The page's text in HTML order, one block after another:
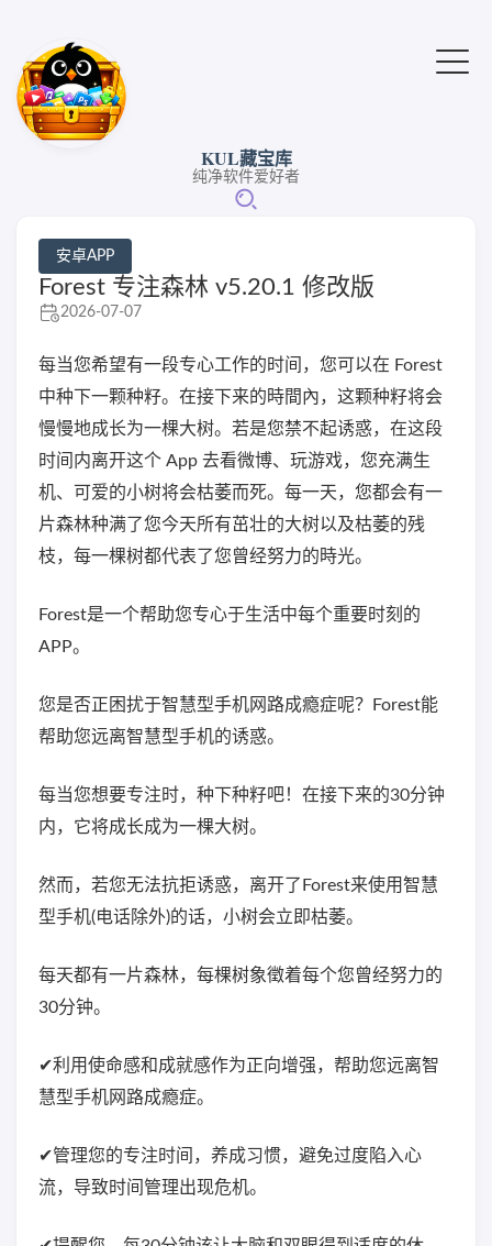
KUL藏宝库
纯净软件爱好者
安卓APP
Forest 专注森林 v5.20.1 修改版
2026-07-07
每当您希望有一段专心工作的时间，您可以在 Forest
中种下一颗种籽。在接下来的時間內，这颗种籽将会
慢慢地成长为一棵大树。若是您禁不起诱惑，在这段
时间内离开这个 App 去看微博、玩游戏，您充满生
机、可爱的小树将会枯萎而死。每一天，您都会有一
片森林种满了您今天所有茁壮的大树以及枯萎的残
枝，每一棵树都代表了您曾经努力的時光。
Forest是一个帮助您专心于生活中每个重要时刻的
APP。
您是否正困扰于智慧型手机网路成瘾症呢？Forest能
帮助您远离智慧型手机的诱惑。
每当您想要专注时，种下种籽吧！在接下来的30分钟
内，它将成长成为一棵大树。
然而，若您无法抗拒诱惑，离开了Forest来使用智慧
型手机(电话除外)的话，小树会立即枯萎。
每天都有一片森林，每棵树象徵着每个您曾经努力的
30分钟。
✔利用使命感和成就感作为正向增强，帮助您远离智
慧型手机网路成瘾症。
✔管理您的专注时间，养成习惯，避免过度陷入心
流，导致时间管理出现危机。